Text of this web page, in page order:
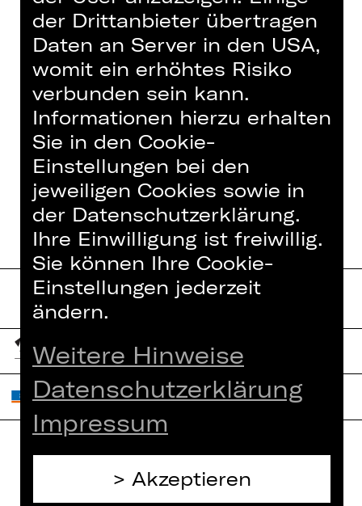
STE­FA­NIE WEID­
MANN
Chor des Staatstheaters Nürnberg
2. Alt
Spielplan
Jobs
der Drittanbieter übertragen
Daten an Server in den USA,
womit ein erhöhtes Risiko
verbunden sein kann.
Informationen hierzu erhalten
Sie in den Cookie-
Einstellungen bei den
jeweiligen Cookies sowie in
der Datenschutzerklärung.
Ihre Einwilligung ist freiwillig.
Sie können Ihre Cookie-
Einstellungen jederzeit
ändern.
Weitere Hinweise
Datenschutzerklärung
Impressum
Akzeptieren